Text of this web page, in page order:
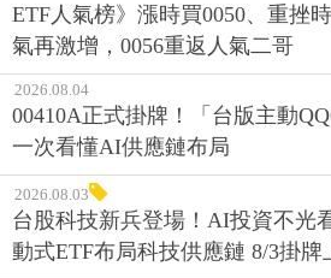
ETF人氣榜》漲時買0050、重挫
氣再激增，0056重返人氣二哥
2026.08.04
00410A正式掛牌！「台版主動
一次看懂AI供應鏈布局
2026.08.03
台股科技新兵登場！AI投資不光
動式ETF布局科技供應鏈 8/3掛牌